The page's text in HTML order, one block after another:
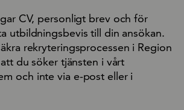
CV, personligt brev och för
utbildningsbevis till din ansökan.
rekryteringsprocessen i Region
du söker tjänsten i vårt
och inte via e-post eller i